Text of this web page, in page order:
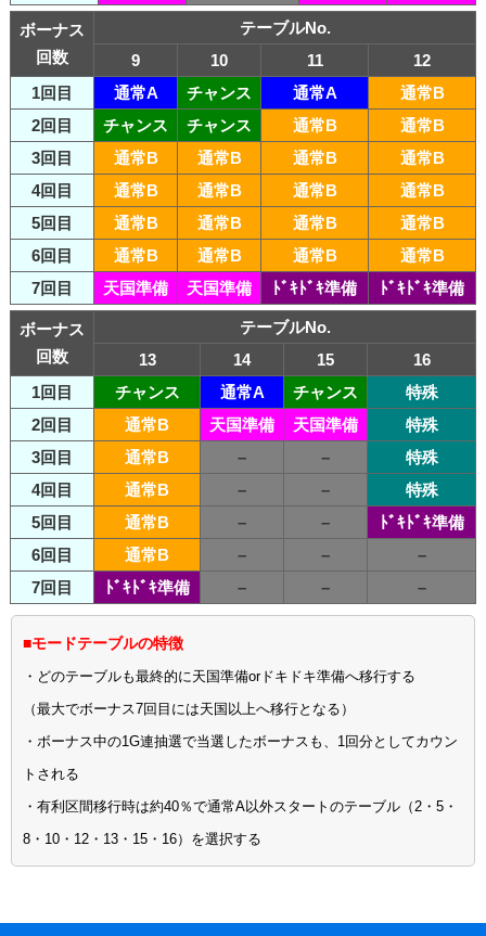
ボーナス
回数
テーブルNo.
9
10 11
12
1回目
通常A チャンス 通常A
通常B
2回目
チャンス チャンス 通常B
通常B
3回目
通常B 通常B 通常B
通常B
4回目
通常B 通常B 通常B
通常B
5回目
通常B 通常B 通常B
通常B
6回目
通常B 通常B 通常B
通常B
7回目
天国準備 天国準備 ﾄﾞｷﾄﾞｷ準備 ﾄﾞｷﾄﾞｷ準備
ボーナス
回数
テーブルNo.
13
14 15
16
1回目
チャンス 通常A チャンス
特殊
2回目
通常B 天国準備 天国準備
特殊
3回目
通常B – –
特殊
4回目
通常B – –
特殊
5回目
通常B – –
ﾄﾞｷﾄﾞｷ準備
6回目
通常B – –
–
7回目
ﾄﾞｷﾄﾞｷ準備 – – –
■モードテーブルの特徴
・どのテーブルも最終的に天国準備orドキドキ準備へ移行する
（最大でボーナス7回目には天国以上へ移行となる）
・ボーナス中の1G連抽選で当選したボーナスも、1回分としてカウン
トされる
・有利区間移行時は約40％で通常A以外スタートのテーブル（2・5・
8・10・12・13・15・16）を選択する